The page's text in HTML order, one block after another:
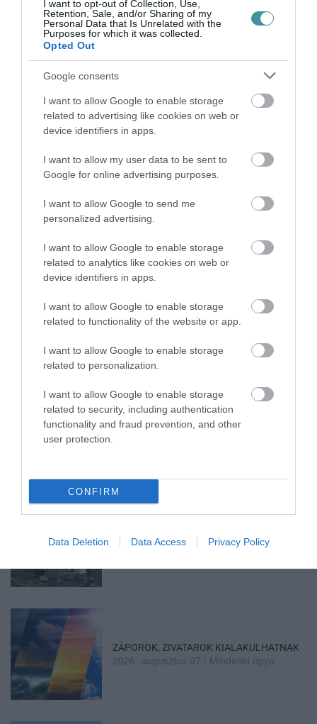
I want to opt-out of Collection, Use,
Retention, Sale, and/or Sharing of my
Personal Data that Is Unrelated with the
Purposes for which it was collected.
Opted Out
Google consents
I want to allow Google to enable storage
related to advertising like cookies on web or
device identifiers in apps.
I want to allow my user data to be sent to
Google for online advertising purposes.
I want to allow Google to send me
personalized advertising.
I want to allow Google to enable storage
related to analytics like cookies on web or
device identifiers in apps.
I want to allow Google to enable storage
related to functionality of the website or app.
I want to allow Google to enable storage
related to personalization.
I want to allow Google to enable storage
related to security, including authentication
functionality and fraud prevention, and other
user protection.
CONFIRM
Data Deletion Data Access Privacy Policy
TÖBB MINT EGY HÓNAP IS LEHET, MIRE
TELJESEN ÚJRAINDUL A P...
2026. augusztus 07|
TANULJ NÉMETÜL OTTHONRÓL: A
DIGITÁLIS TANULÁS ELŐNYEI
2026. augusztus 07
LEÁLLÍTOTT SZOLGÁLTATÁSOK AZ EGRI...
2026. augusztus 07 Eger ügye
TÍZ ÉVE NEM VOLT ILYEN ALACSONY AZ
INFLÁCIÓ MAGYARORSZÁGON
2026. augusztus 07|Mindenki ügye
MINDHÁROM ÜTEMBEN DOLGOZNAK A 25-
ÖS FŐÚTON EGERBEN
ÉS VÉDETT HALAKAT MENTETT...
ZÁPOROK, ZIVATAROK KIALAKULHATNAK
2026. augusztus 07 Mindenki ügye